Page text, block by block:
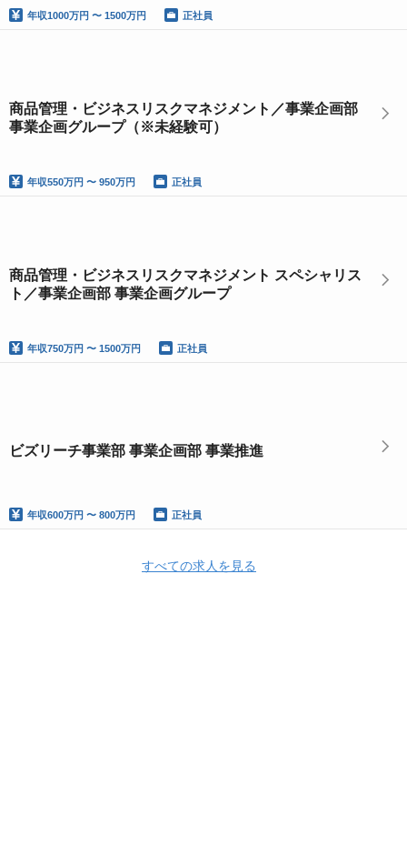
年収1000万円 〜 1500万円 正社員
商品管理・ビジネスリスクマネジメント／事業企画部
事業企画グループ（※未経験可）
年収550万円 〜 950万円 正社員
商品管理・ビジネスリスクマネジメント スペシャリス
ト／事業企画部 事業企画グループ
年収750万円 〜 1500万円 正社員
ビズリーチ事業部 事業企画部 事業推進
年収600万円 〜 800万円 正社員
すべての求人を見る